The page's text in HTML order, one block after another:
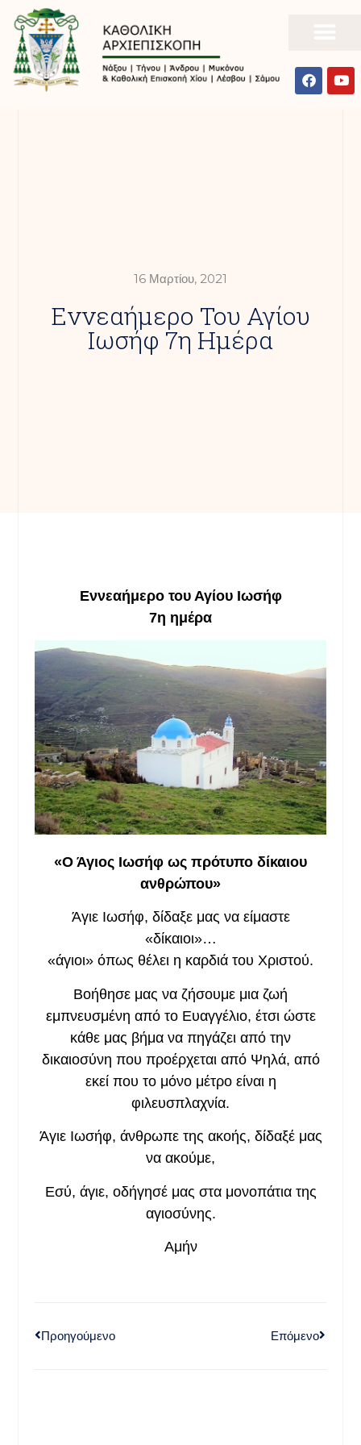
16 Μαρτίου, 2021
Εννεαήμερο Του Αγίου
Ιωσήφ 7η Ημέρα
Εννεαήμερο του Αγίου Ιωσήφ
7η ημέρα
«Ο Άγιος Ιωσήφ ως πρότυπο δίκαιου
ανθρώπου»
Άγιε Ιωσήφ, δίδαξε μας να είμαστε
«δίκαιοι»…
«άγιοι» όπως θέλει η καρδιά του Χριστού.
Βοήθησε μας να ζήσουμε μια ζωή
εμπνευσμένη από το Ευαγγέλιο, έτσι ώστε
κάθε μας βήμα να πηγάζει από την
δικαιοσύνη που προέρχεται από Ψηλά, από
εκεί που το μόνο μέτρο είναι η
φιλευσπλαχνία.
Άγιε Ιωσήφ, άνθρωπε της ακοής, δίδαξέ μας
να ακούμε,
Εσύ, άγιε, οδήγησέ μας στα μονοπάτια της
αγιοσύνης.
Αμήν
Προηγούμενο Επόμενο